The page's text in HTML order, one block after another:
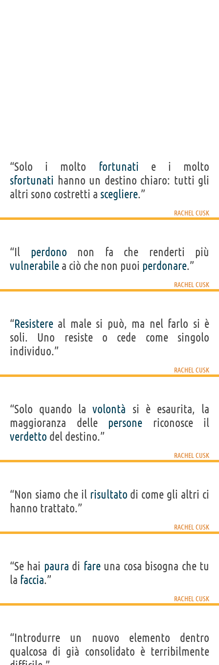
“Solo i molto fortunati e i molto
sfortunati hanno un destino chiaro: tutti gli
altri sono costretti a scegliere.”
RACHEL CUSK
“Il perdono non fa che renderti più
vulnerabile a ciò che non puoi perdonare.”
RACHEL CUSK
“Resistere al male si può, ma nel farlo si è
soli. Uno resiste o cede come singolo
individuo.”
RACHEL CUSK
“Solo quando lavolontà si è esaurita, la
maggioranza delle persone riconosce il
verdetto del destino.”
RACHEL CUSK
“Non siamo che il risultato di come gli altri ci
hanno trattato.”
RACHEL CUSK
“Se hai paura di fareuna cosa bisogna che tu
la faccia.”
RACHEL CUSK
“Introdurre un nuovo elemento dentro
qualcosa di già consolidato è terribilmente